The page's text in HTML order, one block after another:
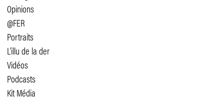
Opinions
@FER
Portraits
L'illu de la der
Vidéos
Podcasts
Kit Média